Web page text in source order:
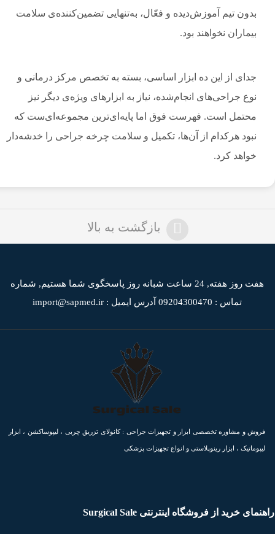
بدون تیم آموزش‌دیده و فعّال، به‌تنهایی تضمین‌کننده‌ی سلامت
بیماران نخواهند بود.
جدای از این ده ابزار اساسی، بسته به تخصص مرکز درمانی و
نوع جراحی‌های انجام‌شده، نیاز به ابزارهای ویژه‌ی دیگر نیز
محتمل است. فهرست فوق اما پایه‌ای‌ترین مجموعه‌ای‌ست که
نبود هرکدام از آن‌ها، تکمیل و سلامت چرخه جراحی را خدشه‌دار
خواهد کرد.
بازگشت به بالا
هفت روز هفته, 24 ساعت شبانه روز پاسخگوی شما هستیم,
شماره
تماس : 09204300470
آدرس ایمیل : import@sapmed.ir
فروش و مشاوره تخصصی ابزار و تجهیزات جراحی : کانولای تزریق چربی ، لیپوساکشن ، ابزار
لیپوماتیک ، ابزار رینوپلاستی و انواع تجهیزات پزشکی
راهنمای خرید از فروشگاه اینترنتی Surgical Sale